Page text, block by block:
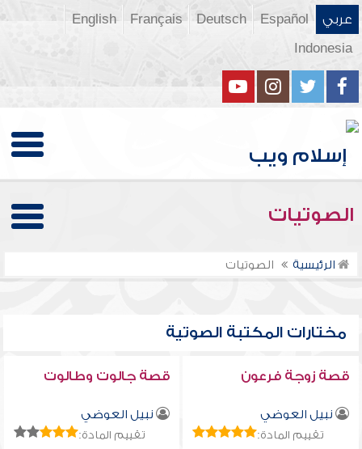
عربي Español
Deutsch
Français
English
Indonesia
الصوتيات
الرئيسية الصوتيات
مختارات المكتبة الصوتية
قصة زوجة فرعون
نبيل العوضي
تقييم المادة:
قصة جالوت وطالوت
نبيل العوضي
تقييم المادة: